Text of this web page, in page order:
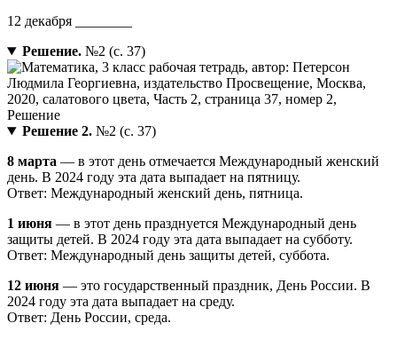
12 декабря ________
Решение.№2 (с. 37)
Решение 2.№2 (с. 37)
8 марта — в этот день отмечается Международный женский
день. В 2024 году эта дата выпадает на пятницу.
Ответ: Международный женский день, пятница.
1 июня — в этот день празднуется Международный день
защиты детей. В 2024 году эта дата выпадает на субботу.
Ответ: Международный день защиты детей, суббота.
12 июня — это государственный праздник, День России. В
2024 году эта дата выпадает на среду.
Ответ: День России, среда.